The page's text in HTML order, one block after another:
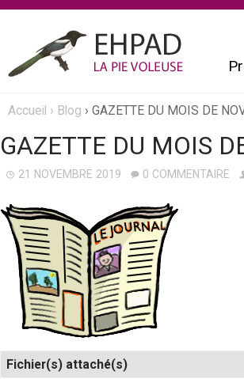
au
contenu
E
h
p
a
d
L
P
êtes
ici
Accueil › Blog › GAZETTE DU MOIS DE
GAZETTE DU MOIS
21 NOVEMBRE 2019 0 COMMENTAIRE
Fichier(s) attaché(s)